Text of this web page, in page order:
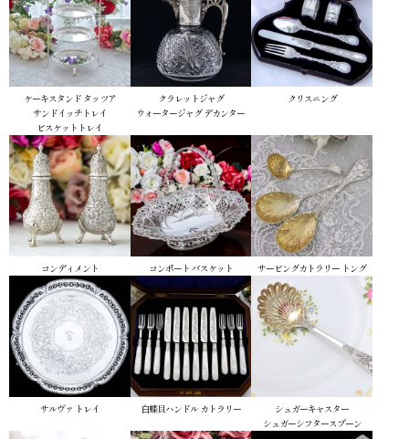
ケーキスタンド タッツア
サンドイッチトレイ
ビスケットトレイ
クラレットジャグ
ウォータージャグ デカンター
クリスニング
コンディメント コンポートバスケット サービングカトラリー トング
サルヴァ トレイ 白蝶貝ハンドル カトラリー
シュガーキャスター
シュガーシフタースプーン